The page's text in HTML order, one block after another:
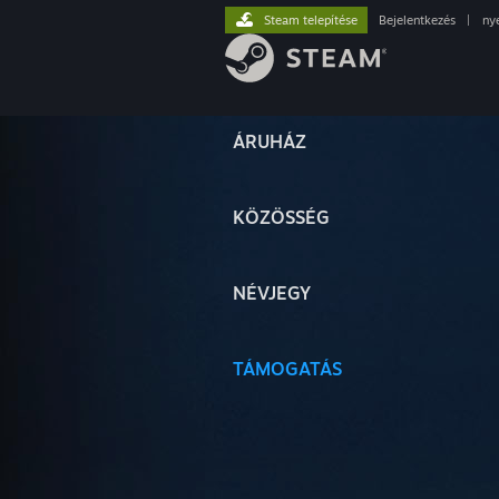
ÁRUHÁZ
KÖZÖSSÉG
NÉVJEGY
TÁMOGATÁS
Steam telepítése Bejelentkezés